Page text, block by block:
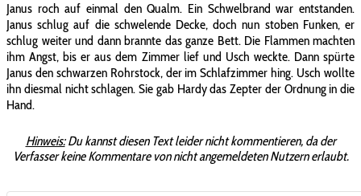
Janus roch auf einmal den Qualm. Ein Schwelbrand war entstanden.
Janus schlug auf die schwelende Decke, doch nun stoben Funken, er
schlug weiter und dann brannte das ganze Bett. Die Flammen machten
ihm Angst, bis er aus dem Zimmer lief und Usch weckte. Dann spürte
Janus den schwarzen Rohrstock, der im Schlafzimmer hing. Usch wollte
ihn diesmal nicht schlagen. Sie gab Hardy das Zepter der Ordnung in die
Hand.
Hinweis:Du kannst diesen Text leider nicht kommentieren, da der
Verfasser keine Kommentare von nicht angemeldeten Nutzern erlaubt.